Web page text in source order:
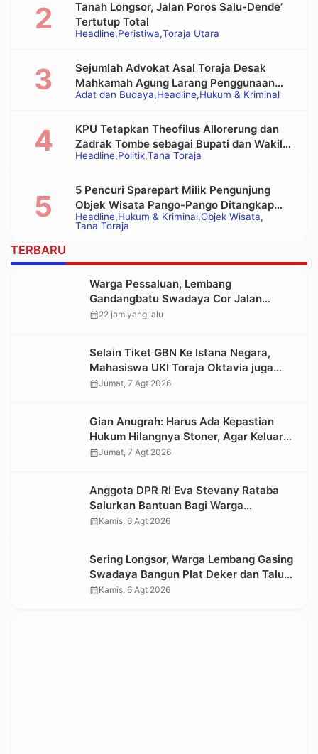
Headline Peristiwa Toraja Utara
Tanah Longsor, Jalan Poros Salu-Dende’
Tertutup Total
Adat dan Budaya Headline Hukum & Kriminal
Sejumlah Advokat Asal Toraja Desak
Mahkamah Agung Larang Penggunaan
Alat Berat pada Eksekusi Rumah Adat
Headline Politik Tana Toraja
KPU Tetapkan Theofilus Allorerung dan
Zadrak Tombe sebagai Bupati dan Wakil
Bupati Tana Toraja Terpilih
Headline Hukum & Kriminal Objek Wisata
Tana Toraja
5 Pencuri Sparepart Milik Pengunjung
Objek Wisata Pango-Pango Ditangkap
Polisi
TERBARU
Warga Pessaluan, Lembang
Gandangbatu Swadaya Cor Jalan
Kabupaten
calendar_month22 jam yang lalu
Selain Tiket GBN Ke Istana Negara,
Mahasiswa UKI Toraja Oktavia juga
Lolos ke Pekan Seni Mahasiswa
calendar_monthJumat, 7 Agt 2026
Gian Anugrah: Harus Ada Kepastian
Hukum Hilangnya Stoner, Agar Keluarga
tidak Larut dalam Trauma dan
calendar_monthJumat, 7 Agt 2026
Anggota DPR RI Eva Stevany Rataba
Salurkan Bantuan Bagi Warga
Terdampak Longsor di Buntu Pepasan
calendar_monthKamis, 6 Agt 2026
Sering Longsor, Warga Lembang Gasing
Swadaya Bangun Plat Deker dan Talut
Jalan Penghubung Antar Lembang
calendar_monthKamis, 6 Agt 2026